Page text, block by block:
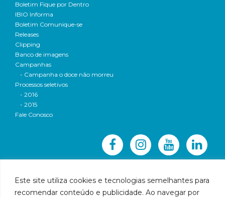
Este site utiliza cookies e tecnologias semelhantes para
recomendar conteúdo e publicidade. Ao navegar por
Boletim Fique por Dentro
IBIO Informa
Boletim Comunique-se
Releases
Clipping
Banco de imagens
Campanhas
- Campanha o doce não morreu
Processos seletivos
- 2016
- 2015
Fale Conosco
© 2016 CBH-Doce - Todos os direitos reservados